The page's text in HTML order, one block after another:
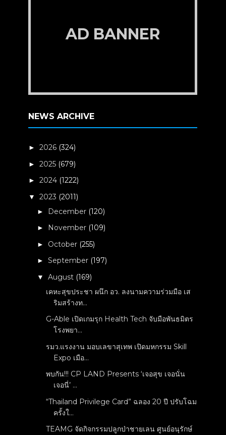
AD BANNER
NEWS ARCHIVE
►2026 (324)
►2025 (679)
►2024 (1222)
▼2023 (2011)
► December (120)
► November (109)
► October (255)
►September (197)
▼August (169)
เคหะสุขประชา ผนึก อว. ลงนามความร่วมมือ เส
ริมสร้างท...
G-Able เปิดเกมรุก Health Tech จับมือพันธมิตร
โรงพยา...
รมว.แรงงาน มอบเลขาสุเทพ เปิดมหกรรม Skill
Expo เมือ...
พบกัน!!! CP LAND Presents ‘เจอสุข เจอนั่น
เจอนี่’ ...
“Thailand Privilege Card” ฉลอง 20 ปี ปรับโฉม
ครั้งใ...
TEAMG จัดกิจกรรมปลูกป่าชายเลน ศูนย์อนุรักษ์